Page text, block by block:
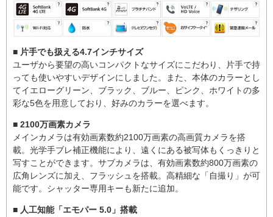
■ 片手でも扱える4.7インチサイズ
ユーザから要望の高いコンパクトなサイズにこだわり、片手で持
っても使いやすいデザインにしました。また、本体のカラーとし
てイエローグリーン、ブラック、ブルー、ピンク、ホワイトの多
彩な5色を用意しており、好みのカラーを選べます。
■ 2100万画素カメラ
メインカメラは有効画素数約2100万画素の高画質カメラを搭
載。光学手ブレ補正機能により、遠くにある被写体もくっきりと
写すことができます。サブカメラは、有効画素数約800万画素の
広角レンズに加え、フラッシュを搭載。高精細な「自撮り」が可
能です。シャッター専用キーも新たに追加。
■ 人工知能「エモパー 5.0」搭載